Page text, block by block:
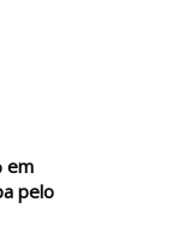
em
pelo